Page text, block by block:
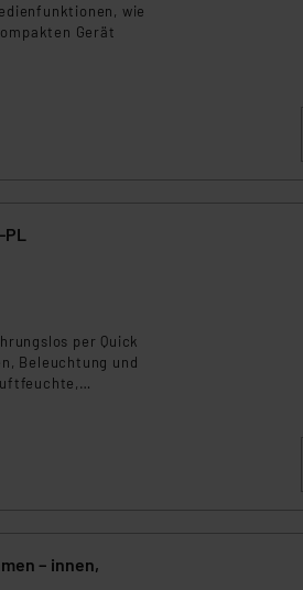
wie
Gerät
PL
per Quick
Beleuchtung und
– innen,